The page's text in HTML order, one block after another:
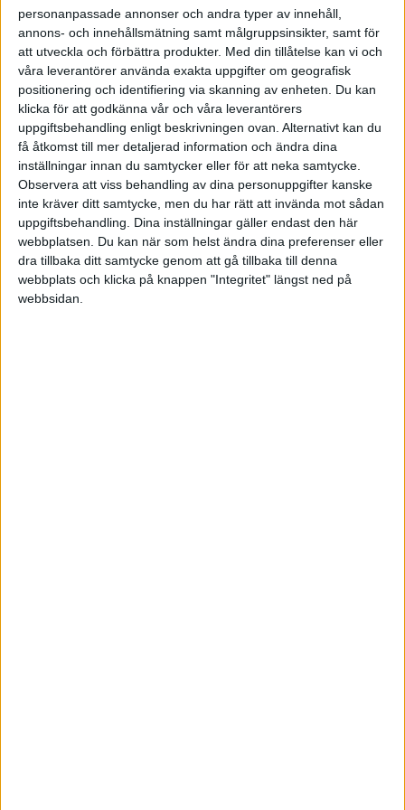
personanpassade annonser och andra typer av innehåll,
annons- och innehållsmätning samt målgruppsinsikter, samt för
att utveckla och förbättra produkter. Med din tillåtelse kan vi och
våra leverantörer använda exakta uppgifter om geografisk
positionering och identifiering via skanning av enheten. Du kan
klicka för att godkänna vår och våra leverantörers
uppgiftsbehandling enligt beskrivningen ovan. Alternativt kan du
få åtkomst till mer detaljerad information och ändra dina
inställningar innan du samtycker eller för att neka samtycke.
Observera att viss behandling av dina personuppgifter kanske
inte kräver ditt samtycke, men du har rätt att invända mot sådan
uppgiftsbehandling. Dina inställningar gäller endast den här
webbplatsen. Du kan när som helst ändra dina preferenser eller
dra tillbaka ditt samtycke genom att gå tillbaka till denna
webbplats och klicka på knappen "Integritet" längst ned på
webbsidan.
pengarna tjänas.
Att kunna och våga kommunicera ärligt är också en
tillgång och att vara prestigelös. Man kan inte och
behöver inte kunna, allt.
Ibland ses ju HR bara som en kostnad, en
stödfunktion utan vidare värde, men det är fel
menar Marie. En väl fungerande personalavdelning
gör arbetet i företaget lättare. Som olja i maskineriet.
Sen får ibland HR vara skurkarna vid till exempel
lönerevisioner. När chefer lovar lite för mycket och
sen skyller på HR eller någon annan när det blir nej